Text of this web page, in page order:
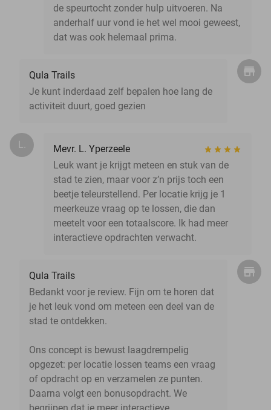
de speurtocht zonder hulp uitvoeren. Na
anderhalf uur vond ie het wel mooi geweest,
dat was ook helemaal prima.
Qula Trails
Je kunt inderdaad zelf bepalen hoe lang de
activiteit duurt, goed gezien
L.
Mevr. L. Yperzeele
Leuk want je krijgt meteen en stuk van de
stad te zien, maar voor z’n prijs toch een
beetje teleurstellend. Per locatie krijg je 1
meerkeuze vraag op te lossen, die dan
meetelt voor een totaalscore. Ik had meer
interactieve opdrachten verwacht.
Qula Trails
Bedankt voor je review. Fijn om te horen dat
je het leuk vond om meteen een deel van de
stad te ontdekken.
Ons concept is bewust laagdrempelig
opgezet: per locatie lossen teams een vraag
of opdracht op en verzamelen ze punten.
Daarna volgt een bonusopdracht. We
begrijpen dat je meer interactieve